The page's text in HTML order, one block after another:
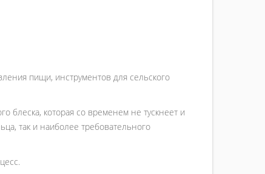
пищи, инструментов для сельского
блеска, которая со временем не тускнеет и
так и наиболее требовательного